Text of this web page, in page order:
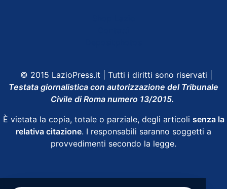
© 2015 LazioPress.it | Tutti i diritti sono riservati |
Testata giornalistica con autorizzazione del Tribunale
Civile di Roma numero 13/2015.
È vietata la copia, totale o parziale, degli articoli senza la
relativa citazione. I responsabili saranno soggetti a
provvedimenti secondo la legge.